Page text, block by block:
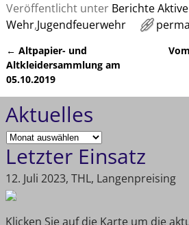
Veröffentlicht unter Berichte Aktive
Wehr,Jugendfeuerwehr
Artikelnavigation
← Altpapier- und
Altkleidersammlung am
05.10.2019
Aktuelles
Letzter Einsatz
12. Juli 2023, THL, Langenpreising
Klicken Sie auf die Karte um die